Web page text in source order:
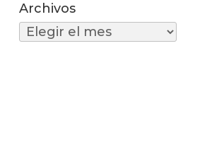
Archivos
Archivos